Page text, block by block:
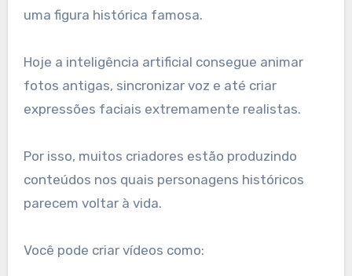
uma figura histórica famosa.
Hoje a inteligência artificial consegue animar
fotos antigas, sincronizar voz e até criar
expressões faciais extremamente realistas.
Por isso, muitos criadores estão produzindo
conteúdos nos quais personagens históricos
parecem voltar à vida.
Você pode criar vídeos como: